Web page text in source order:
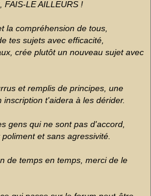
FAIS-LE AILLEURS !
la compréhension de tous,
tes sujets avec efficacité,
crée plutôt un nouveau sujet avec
et remplis de principes, une
t'aidera à les dérider.
gens qui ne sont pas d'accord,
et sans agressivité.
de temps en temps, merci de le